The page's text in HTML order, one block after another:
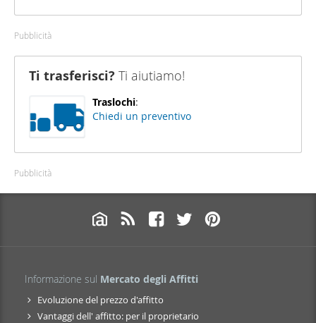
Pubblicità
Ti trasferisci? Ti aiutiamo!
Traslochi:
Chiedi un preventivo
Pubblicità
Informazione sul Mercato degli Affitti
Evoluzione del prezzo d'affitto
Vantaggi dell' affitto: per il proprietario